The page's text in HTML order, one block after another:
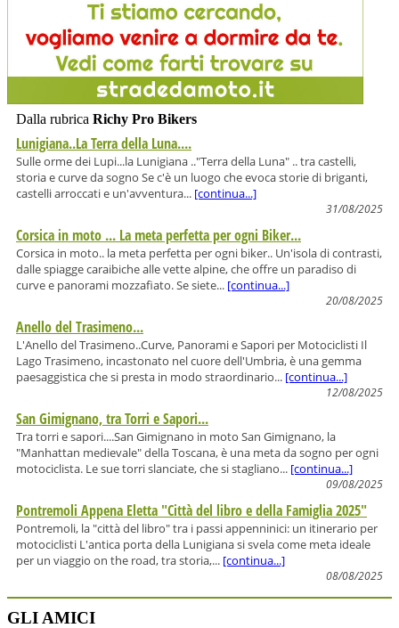
Dalla rubrica Richy Pro Bikers
Lunigiana..La Terra della Luna....
Sulle orme dei Lupi...la Lunigiana .."Terra della Luna" .. tra castelli,
storia e curve da sogno Se c'è un luogo che evoca storie di briganti,
castelli arroccati e un'avventura... [continua...]
31/08/2025
Corsica in moto ... La meta perfetta per ogni Biker...
Corsica in moto.. la meta perfetta per ogni biker.. Un'isola di contrasti,
dalle spiagge caraibiche alle vette alpine, che offre un paradiso di
curve e panorami mozzafiato. Se siete... [continua...]
20/08/2025
Anello del Trasimeno...
L'Anello del Trasimeno..Curve, Panorami e Sapori per Motociclisti Il
Lago Trasimeno, incastonato nel cuore dell'Umbria, è una gemma
paesaggistica che si presta in modo straordinario... [continua...]
12/08/2025
San Gimignano, tra Torri e Sapori...
Tra torri e sapori....San Gimignano in moto San Gimignano, la
"Manhattan medievale" della Toscana, è una meta da sogno per ogni
motociclista. Le sue torri slanciate, che si stagliano... [continua...]
09/08/2025
Pontremoli Appena Eletta "Città del libro e della Famiglia 2025"
Pontremoli, la "città del libro" tra i passi appenninici: un itinerario per
motociclisti L'antica porta della Lunigiana si svela come meta ideale
per un viaggio on the road, tra storia,... [continua...]
08/08/2025
GLI AMICI